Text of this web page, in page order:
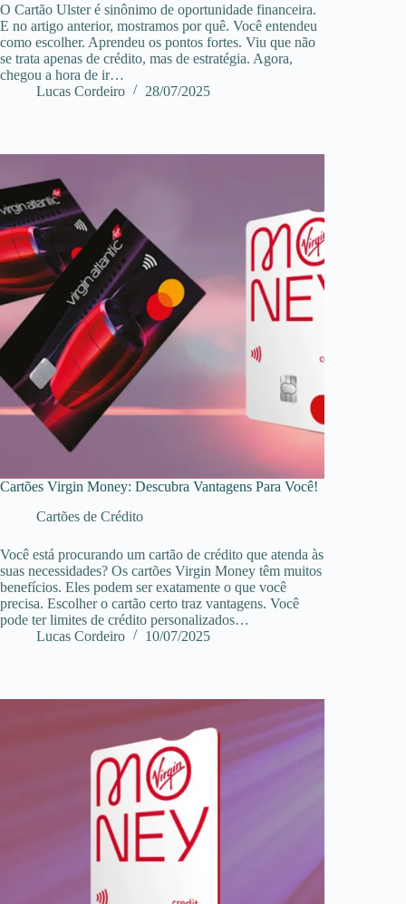
O Cartão Ulster é sinônimo de oportunidade financeira.
E no artigo anterior, mostramos por quê. Você entendeu
como escolher. Aprendeu os pontos fortes. Viu que não
se trata apenas de crédito, mas de estratégia. Agora,
chegou a hora de ir…
Lucas Cordeiro
28/07/2025
Cartões Virgin Money: Descubra Vantagens Para Você!
Cartões de Crédito
Você está procurando um cartão de crédito que atenda às
suas necessidades? Os cartões Virgin Money têm muitos
benefícios. Eles podem ser exatamente o que você
precisa. Escolher o cartão certo traz vantagens. Você
pode ter limites de crédito personalizados…
Lucas Cordeiro
10/07/2025